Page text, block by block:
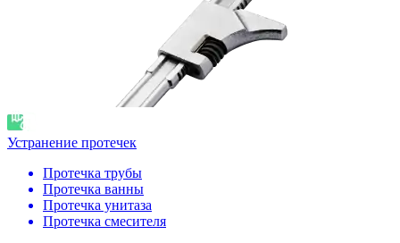
Устранение протечек
Протечка трубы
Протечка ванны
Протечка унитаза
Протечка смесителя